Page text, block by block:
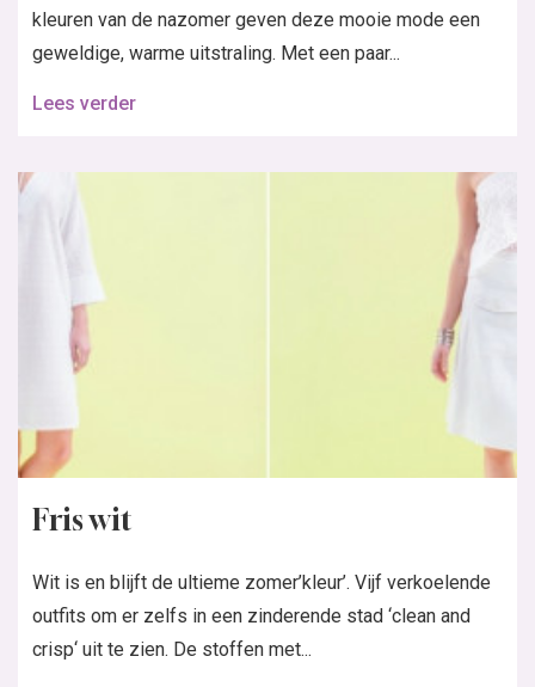
kleuren van de nazomer geven deze mooie mode een
geweldige, warme uitstraling. Met een paar...
Lees verder
Fris wit
Wit is en blijft de ultieme zomer’kleur’. Vijf verkoelende
outfits om er zelfs in een zinderende stad ‘clean and
crisp‘ uit te zien. De stoffen met...